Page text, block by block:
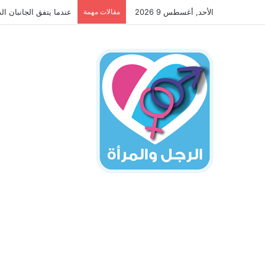
الأحد, أغسطس 9 2026 مقالات مهمة عندما يتفق الجانبان